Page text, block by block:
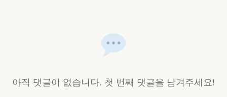
아직 댓글이 없습니다. 첫 번째 댓글을 남겨주세요!